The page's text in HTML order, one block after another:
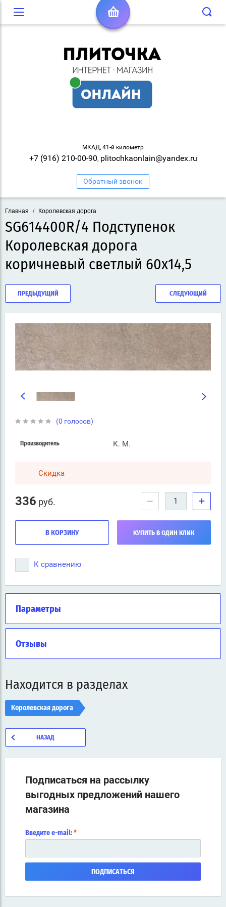
МКАД, 41-й километр
+7 (916) 210-00-90, plitochkaonlain@yandex.ru
Обратный звонок
Главная / Королевская дорога
SG614400R/4 Подступенок
Королевская дорога
коричневый светлый 60x14,5
ПРЕДЫДУЩИЙ СЛЕДУЮЩИЙ
(0 голосов)
Производитель К. М.
Скидка
336 руб. − +
В КОРЗИНУ КУПИТЬ В ОДИН КЛИК
К сравнению
Параметры
Отзывы
Находится в разделах
Королевская дорога
НАЗАД
Подписаться на рассылку
выгодных предложений нашего
магазина
Введите e-mail: *
ПОДПИСАТЬСЯ